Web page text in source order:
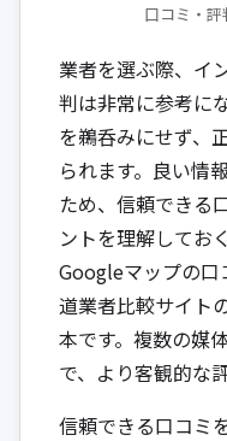
口コミ・
業者を選ぶ際、イ
判は非常に参考に
を鵜呑みにせず、
られます。良い情
ため、信頼できる
ントを理解してお
Googleマップの口
道業者比較サイト
本です。複数の媒
で、より客観的な
信頼できる口コミ